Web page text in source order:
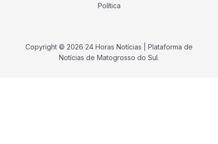
Política
Copyright © 2026 24 Horas Notícias | Plataforma de
Notícias de Matogrosso do Sul.